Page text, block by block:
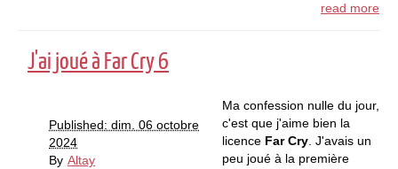
read more
J'ai joué à Far Cry 6
Published: dim. 06 octobre
2024
By Altay
Ma confession nulle du jour,
c'est que j'aime bien la
licence Far Cry . J'avais un
peu joué à la première